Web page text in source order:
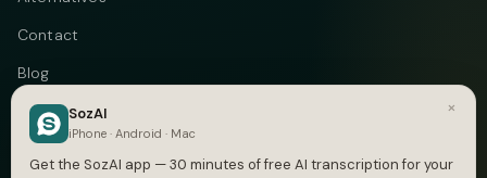
Contact
Blog
Privacy
Terms
×
SozAI
iPhone · Android · Mac
Get the SozAI app — 30 minutes of free AI transcription for your